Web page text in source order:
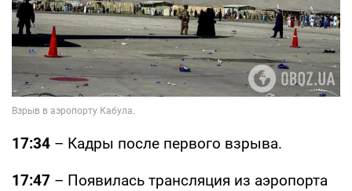
17:34 – Кадры после первого взрыва.
17:47 – Появилась трансляция из аэропорта